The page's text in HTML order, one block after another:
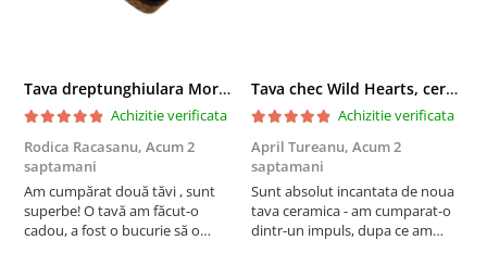
Tava dreptunghiulara Morning Sunrise, ceramica smaltuita, pictata manual, 27,0 X 32, 5 cm
Achizitie verificata
Rodica Racasanu, Acum 2
saptamani
Am cumpărat două tăvi , sunt
superbe! O tavă am făcut-o
cadou, a fost o bucurie să o
Tava chec Wild Hearts, ceramica smaltuita, pictata manual, 31,0 X 12,0 cm
Achizitie verificata
April Tureanu, Acum 2
saptamani
Sunt absolut incantata de noua
tava ceramica - am cumparat-o
dintr-un impuls, dupa ce am